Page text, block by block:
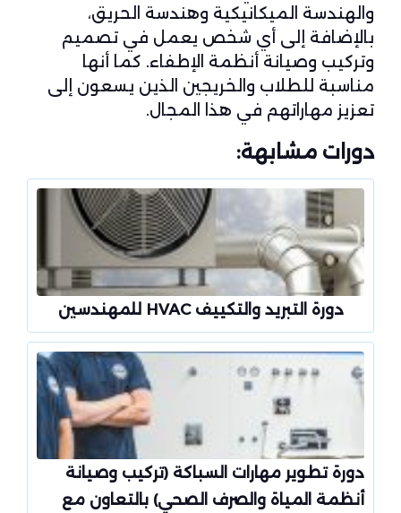
والهندسة الميكانيكية وهندسة الحريق،
بالإضافة إلى أي شخص يعمل في تصميم
وتركيب وصيانة أنظمة الإطفاء. كما أنها
مناسبة للطلاب والخريجين الذين يسعون إلى
تعزيز مهاراتهم في هذا المجال.
دورات مشابهة:
دورة التبريد والتكييف HVAC للمهندسين
دورة تطوير مهارات السباكة (تركيب وصيانة
أنظمة المياة والصرف الصحي) بالتعاون مع